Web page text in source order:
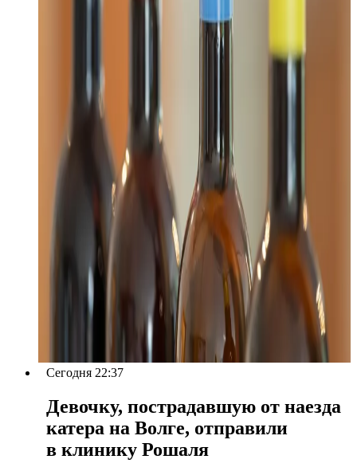
Сегодня 22:37
Девочку, пострадавшую от наезда
катера на Волге, отправили
в клинику Рошаля